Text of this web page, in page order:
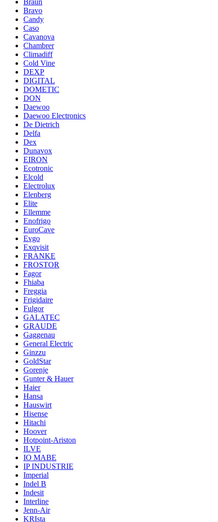
Bravo
Candy
Caso
Cavanova
Chambrer
Climadiff
Cold Vine
DEXP
DIGITAL
DOMETIC
DON
Daewoo
Daewoo Electronics
De Dietrich
Delfa
Dex
Dunavox
EIRON
Ecotronic
Elcold
Electrolux
Elenberg
Elite
Ellemme
Enofrigo
EuroCave
Evgo
Exqvisit
FRANKE
FROSTOR
Fagor
Fhiaba
Freggia
Frigidaire
Fulgor
GALATEC
GRAUDE
Gaggenau
General Electric
Ginzzu
GoldStar
Gorenje
Gunter & Hauer
Haier
Hansa
Hauswirt
Hisense
Hitachi
Hoover
Hotpoint-Ariston
ILVE
IO MABE
IP INDUSTRIE
Imperial
Indel B
Indesit
Interline
Jenn-Air
KRIsta